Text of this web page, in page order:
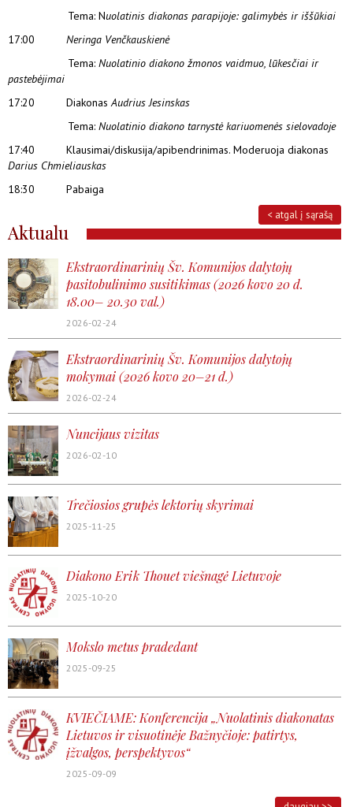
Tema: Nuolatinis diakonas parapijoje: galimybės ir iššūkiai
17:00 Neringa Venčkauskienė
Tema: Nuolatinio diakono žmonos vaidmuo, lūkesčiai ir
pastebėjimai
17:20 DiakonasAudrius Jesinskas
Tema: Nuolatinio diakono tarnystė kariuomenės sielovadoje
17:40 Klausimai/diskusija/apibendrinimas. Moderuoja diakonas
Darius Chmieliauskas
18:30 Pabaiga
< atgal į sąrašą
Aktualu
Ekstraordinarinių Šv. Komunijos dalytojų
pasitobulinimo susitikimas (2026 kovo 20 d.
18.00– 20.30 val.)
2026-02-24
Ekstraordinarinių Šv. Komunijos dalytojų
mokymai (2026 kovo 20–21 d.)
2026-02-24
Nuncijaus vizitas
2026-02-10
Trečiosios grupės lektorių skyrimai
2025-11-25
Diakono Erik Thouet viešnagė Lietuvoje
2025-10-20
Mokslo metus pradedant
2025-09-25
KVIEČIAME: Konferencija „Nuolatinis diakonatas
Lietuvos ir visuotinėje Bažnyčioje: patirtys,
įžvalgos, perspektyvos“
2025-09-09